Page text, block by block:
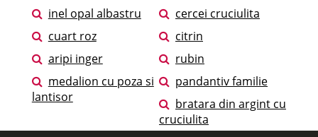
inel opal albastru
cercei cruciulita
cuart roz
citrin
aripi inger
rubin
medalion cu poza si
lantisor
pandantiv familie
bratara din argint cu
cruciulita